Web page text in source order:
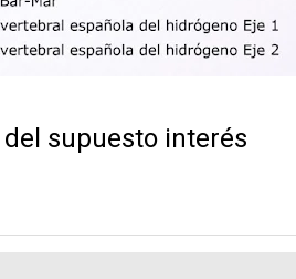
del supuesto interés